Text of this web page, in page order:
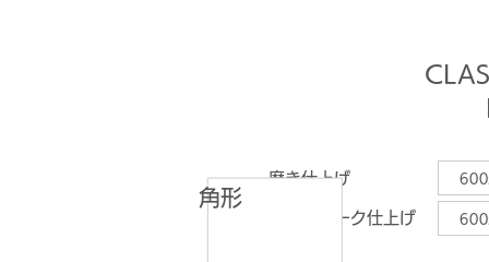
アンティーク仕上げ
磨き仕上げ
角形